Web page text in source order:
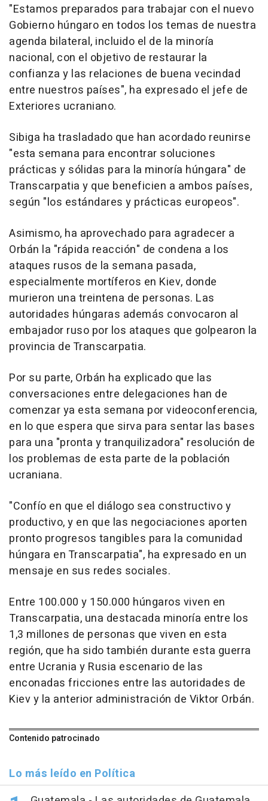
"Estamos preparados para trabajar con el nuevo
Gobierno húngaro en todos los temas de nuestra
agenda bilateral, incluido el de la minoría
nacional, con el objetivo de restaurar la
confianza y las relaciones de buena vecindad
entre nuestros países", ha expresado el jefe de
Exteriores ucraniano.
Sibiga ha trasladado que han acordado reunirse
"esta semana para encontrar soluciones
prácticas y sólidas para la minoría húngara" de
Transcarpatia y que beneficien a ambos países,
según "los estándares y prácticas europeos".
Asimismo, ha aprovechado para agradecer a
Orbán la "rápida reacción" de condena a los
ataques rusos de la semana pasada,
especialmente mortíferos en Kiev, donde
murieron una treintena de personas. Las
autoridades húngaras además convocaron al
embajador ruso por los ataques que golpearon la
provincia de Transcarpatia.
Por su parte, Orbán ha explicado que las
conversaciones entre delegaciones han de
comenzar ya esta semana por videoconferencia,
en lo que espera que sirva para sentar las bases
para una "pronta y tranquilizadora" resolución de
los problemas de esta parte de la población
ucraniana.
"Confío en que el diálogo sea constructivo y
productivo, y en que las negociaciones aporten
pronto progresos tangibles para la comunidad
húngara en Transcarpatia", ha expresado en un
mensaje en sus redes sociales.
Entre 100.000 y 150.000 húngaros viven en
Transcarpatia, una destacada minoría entre los
1,3 millones de personas que viven en esta
región, que ha sido también durante esta guerra
entre Ucrania y Rusia escenario de las
enconadas fricciones entre las autoridades de
Kiev y la anterior administración de Viktor Orbán.
Contenido patrocinado
Lo más leído en Política